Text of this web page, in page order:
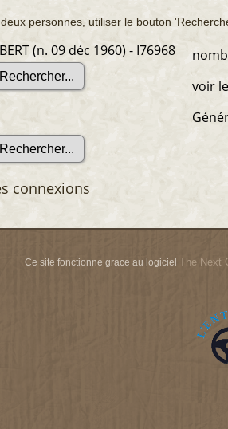
personnes, utiliser le bouton
(n. 09 déc 1960) - I76968
voir
connexions
Ce site fonctionne grace au logiciel The Next